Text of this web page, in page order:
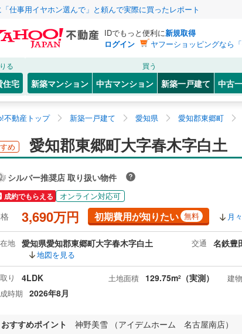
仕事用イヤホン選んで」と頼んで実際に買ったレポート
IDでもっと便利に新規取得
ログイン
ヤフーショッピングなら
る
住宅
買う
新築マンション 中古マンション 新築一戸建て 中古
不動産トップ 新築一戸建て 愛知県 愛知郡東郷町
め 愛知郡東郷町大字春木字白土
シルバー推奨店 取り扱い物件
成約でもらえる オンライン対応可
3,690万円 初期費用が知りたい 無料 月
地 愛知県愛知郡東郷町大字春木字白土
地図を見る
交通 名鉄豊
り 4LDK 土地面積 129.75m2 （実測） 建
時期 2026年8月
おすすめポイント
神野美雪 （アイデムホーム 名古屋南店）